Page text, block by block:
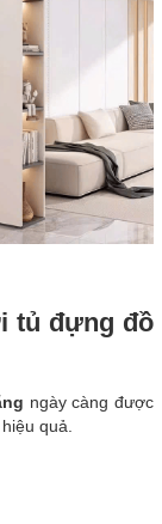
tủ đựng đồ
ngày càng được
quả.